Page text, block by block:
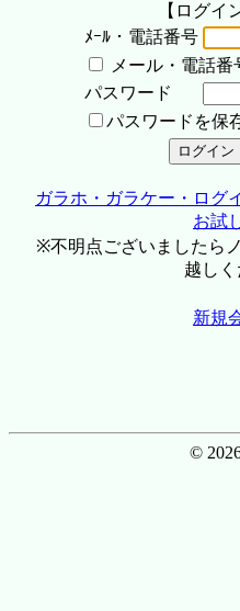
【ログイ
ﾒｰﾙ・電話番号
メール・電話番
パスワード
パスワードを保
ガラホ・ガラケー・ログ
お試
※不明点ございましたら
越しく
新規
©